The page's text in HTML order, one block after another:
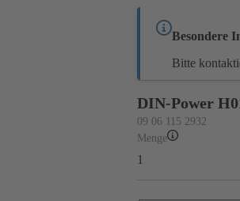
Besondere
Bitte
DIN-Power
09 06 115 2932
Menge
1